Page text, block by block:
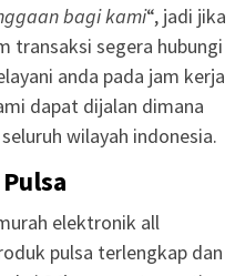
bagi kami“, jadi jika
transaksi segera hubungi
anda pada jam kerja
dapat dijalan dimana
wilayah indonesia.
elektronik all
pulsa terlengkap dan